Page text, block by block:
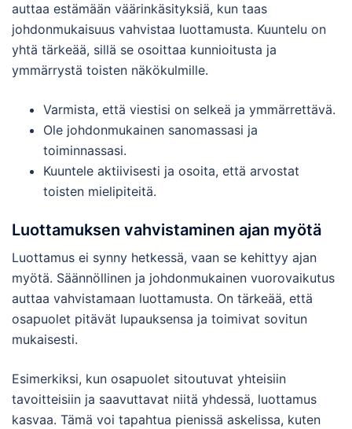
auttaa estämään väärinkäsityksiä, kun taas
johdonmukaisuus vahvistaa luottamusta. Kuuntelu on
yhtä tärkeää, sillä se osoittaa kunnioitusta ja
ymmärrystä toisten näkökulmille.
Varmista, että viestisi on selkeä ja ymmärrettävä.
Ole johdonmukainen sanomassasi ja
toiminnassasi.
Kuuntele aktiivisesti ja osoita, että arvostat
toisten mielipiteitä.
Luottamuksen vahvistaminen ajan myötä
Luottamus ei synny hetkessä, vaan se kehittyy ajan
myötä. Säännöllinen ja johdonmukainen vuorovaikutus
auttaa vahvistamaan luottamusta. On tärkeää, että
osapuolet pitävät lupauksensa ja toimivat sovitun
mukaisesti.
Esimerkiksi, kun osapuolet sitoutuvat yhteisiin
tavoitteisiin ja saavuttavat niitä yhdessä, luottamus
kasvaa. Tämä voi tapahtua pienissä askelissa, kuten